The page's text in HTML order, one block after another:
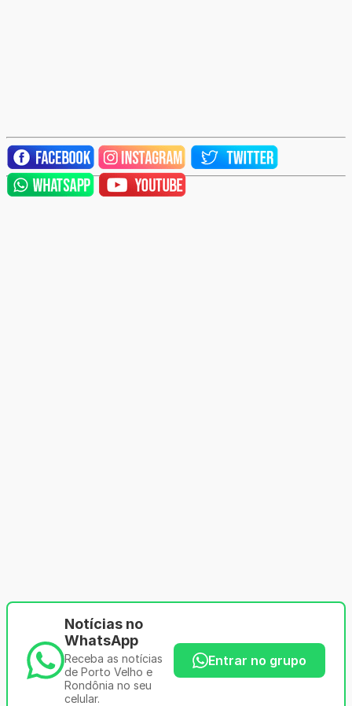
Notícias no
WhatsApp
Receba as notícias
de Porto Velho e
Rondônia no seu
celular.
Entrar no grupo